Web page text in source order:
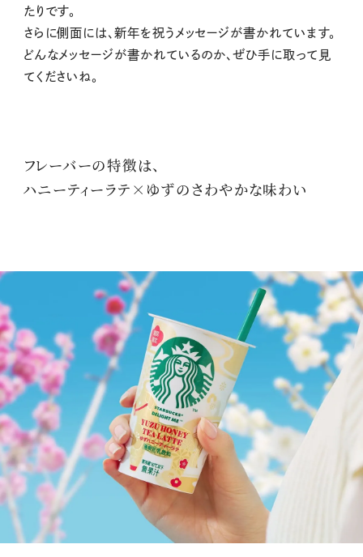
たりです。
さらに側面には、新年を祝うメッセージが書かれています。
どんなメッセージが書かれているのか、ぜひ手に取って見
てくださいね。
フレーバーの特徴は、
ハニーティーラテ×ゆずのさわやかな味わい